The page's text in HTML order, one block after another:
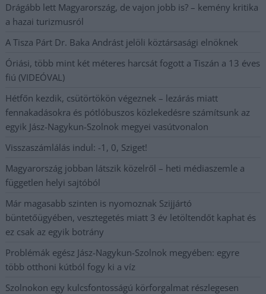
Drágább lett Magyarország, de vajon jobb is? – kemény kritika
a hazai turizmusról
A Tisza Párt Dr. Baka Andrást jelöli köztársasági elnöknek
Óriási, több mint két méteres harcsát fogott a Tiszán a 13 éves
fiú (VIDEÓVAL)
Hétfőn kezdik, csütörtökön végeznek – lezárás miatt
fennakadásokra és pótlóbuszos közlekedésre számítsunk az
egyik Jász-Nagykun-Szolnok megyei vasútvonalon
Visszaszámlálás indul: -1, 0, Sziget!
Magyarország jobban látszik közelről – heti médiaszemle a
független helyi sajtóból
Már magasabb szinten is nyomoznak Szijjártó
büntetőügyében, vesztegetés miatt 3 év letöltendőt kaphat és
ez csak az egyik botrány
Problémák egész Jász-Nagykun-Szolnok megyében: egyre
több otthoni kútból fogy ki a víz
Szolnokon egy kulcsfontosságú körforgalmat részlegesen